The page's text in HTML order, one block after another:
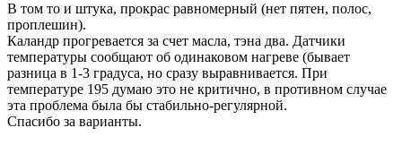
В том то и штука, прокрас равномерный (нет пятен, полос,
проплешин).
Каландр прогревается за счет масла, тэна два. Датчики
температуры сообщают об одинаковом нагреве (бывает
разница в 1-3 градуса, но сразу выравнивается. При
температуре 195 думаю это не критично, в противном случае
эта проблема была бы стабильно-регулярной.
Спасибо за варианты.